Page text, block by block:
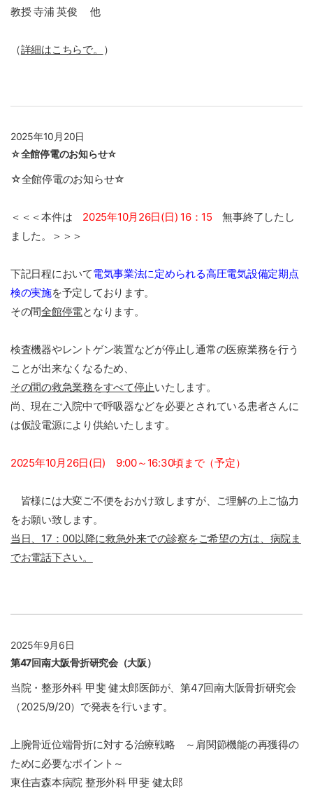
教授 寺浦 英俊 他
（詳細はこちらで。 ）
2025年10月20日
☆全館停電のお知らせ☆
☆全館停電のお知らせ☆
＜＜＜本件は 2025年10月26日(日) 16：15無事終了したし
ました。＞＞＞
下記日程において電気事業法に定められる高圧電気設備定期点
検の実施を予定しております。
その間全館停電となります。
検査機器やレントゲン装置などが停止し通常の医療業務を行う
ことが出来なくなるため、
その間の救急業務をすべて停止いたします。
尚、現在ご入院中で呼吸器などを必要とされている患者さんに
は仮設電源により供給いたします。
2025年10月26日(日) 9:00～16:30頃まで（予定）
皆様には大変ご不便をおかけ致しますが、ご理解の上ご協力
をお願い致します。
当日、17：00以降に救急外来での診察をご希望の方は、病院ま
でお電話下さい。
2025年9月6日
第47回南大阪骨折研究会（大阪）
当院・整形外科 甲斐 健太郎医師が、第47回南大阪骨折研究会
（2025/9/20）で発表を行います。
上腕骨近位端骨折に対する治療戦略 ～肩関節機能の再獲得の
ために必要なポイント～
東住吉森本病院 整形外科 甲斐 健太郎